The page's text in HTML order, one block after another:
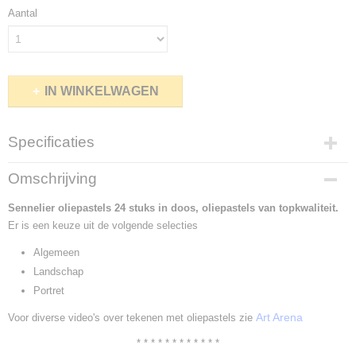
Aantal
IN WINKELWAGEN
Specificaties
Productcode
995-4333
Omschrijving
Sennelier oliepastels 24 stuks in doos, oliepastels van topkwaliteit.
Er is een keuze uit de volgende selecties
Algemeen
Landschap
Portret
Voor diverse video's over tekenen met oliepastels zie Art Arena
* * * * * * * * * * * *